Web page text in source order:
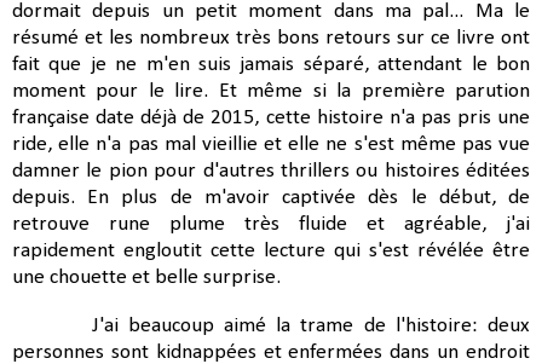
dormait depuis un petit moment dans ma pal... Ma le
résumé et les nombreux très bons retours sur ce livre ont
fait que je ne m'en suis jamais séparé, attendant le bon
moment pour le lire. Et même si la première parution
française date déjà de 2015, cette histoire n'a pas pris une
ride, elle n'a pas mal vieillie et elle ne s'est même pas vue
damner le pion pour d'autres thrillers ou histoires éditées
depuis. En plus de m'avoir captivée dès le début, de
retrouve rune plume très fluide et agréable, j'ai
rapidement engloutit cette lecture qui s'est révélée être
une chouette et belle surprise.
J'ai beaucoup aimé la trame de l'histoire: deux
personnes sont kidnappées et enfermées dans un endroit